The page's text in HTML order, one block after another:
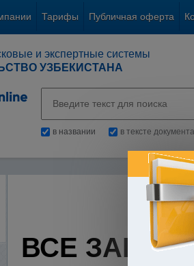
Тарифы Публичная оферта
и экспертные системы
УЗБЕКИСТАНА
в названии в тексте документа
ВСЕ